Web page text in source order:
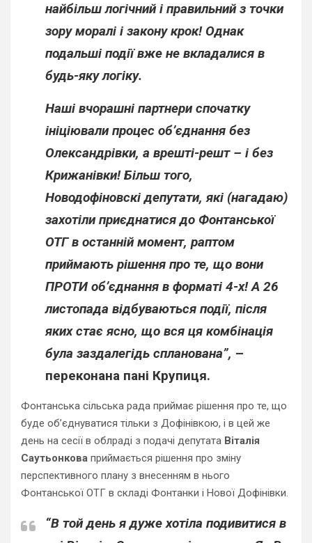
найбільш логічний і правильний з точки
зору моралі і закону крок! Однак
подальші події вже не вкладалися в
будь-яку логіку.
Наші вчорашні партнери спочатку
ініціювали процес об’єднання без
Олександрівки, а врешті-решт – і без
Крижанівки! Більш того,
Новодофіновскі депутати, які (нагадаю)
захотіли приєднатися до Фонтанської
ОТГ в останній момент, раптом
приймають рішення про те, що вони
ПРОТИ об’єднання в форматі 4-х!А 26
листопада відбуваються події, після
яких стає ясно, що вся ця комбінація
була заздалегідь спланована”, –
переконана пані Крупиця.
Фонтанська сільська рада приймає рішення про те, що
буде об’єднуватися тільки з Дофінівкою, і в цей же
день на сесії в облраді з подачі депутата Віталія
Саутьонкова приймається рішення про зміну
перспективного плану з внесенням в нього
Фонтанської ОТГ в складі Фонтанки і Нової Дофінівки.
“В той день я дуже хотіла подивитися в